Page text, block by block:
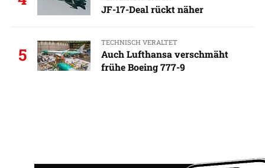
JF-17-Deal rückt näher
5
TECHNISCH VERALTET
Auch Lufthansa verschmäht
frühe Boeing 777-9